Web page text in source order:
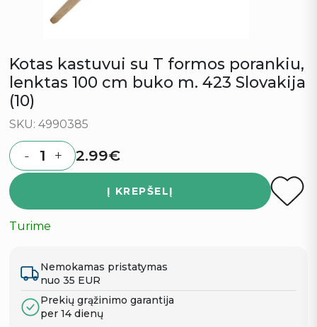
Kotas kastuvui su T formos porankiu,
lenktas 100 cm buko m. 423 Slovakija
(10)
SKU: 4990385
Quantity
- + 2.99€
Į KREPŠELĮ
Turime
Nemokamas pristatymas
nuo 35 EUR
Prekių grąžinimo garantija
per 14 dienų